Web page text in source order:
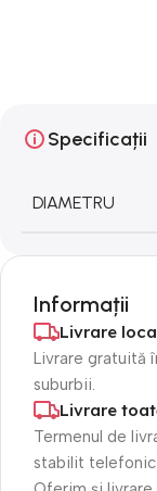
Specificații
DIAMETRU
Informații
Livrare
Livrare gratuită
suburbii.
Livrare
Termenul de
stabilit telefonic.